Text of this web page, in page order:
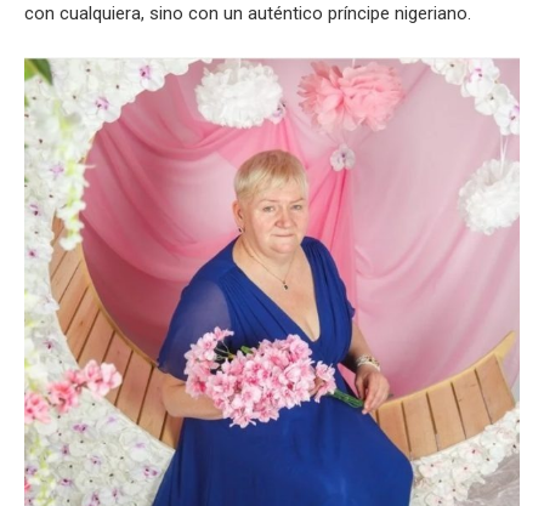
con cualquiera, sino con un auténtico príncipe nigeriano.